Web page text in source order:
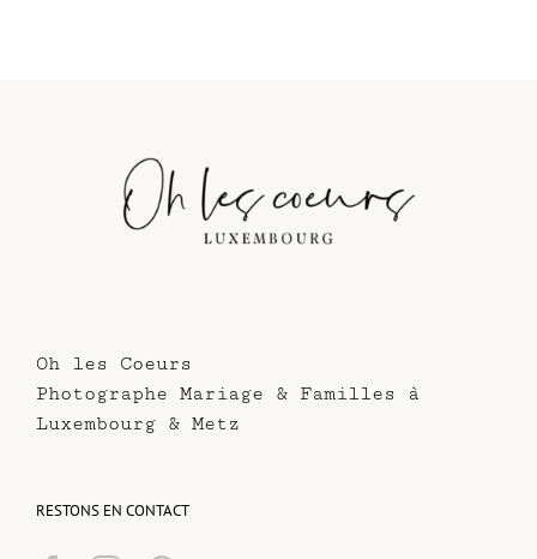
Oh les Coeurs
Photographe Mariage & Familles à
Luxembourg & Metz
RESTONS EN CONTACT